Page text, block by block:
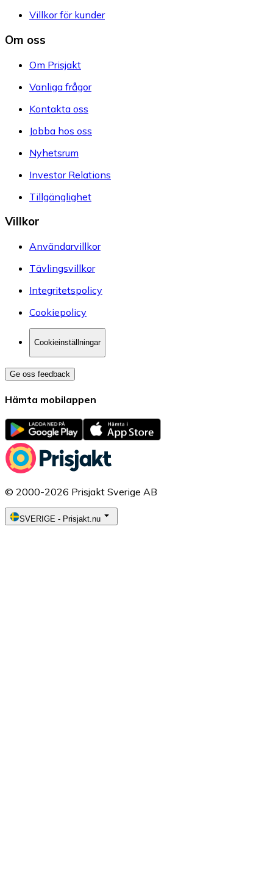
Villkor för kunder
Om oss
Om Prisjakt
Vanliga frågor
Kontakta oss
Jobba hos oss
Nyhetsrum
Investor Relations
Tillgänglighet
Villkor
Användarvillkor
Tävlingsvillkor
Integritetspolicy
Cookiepolicy
Cookieinställningar
Ge oss feedback
Hämta mobilappen
© 2000-2026 Prisjakt Sverige AB
SVERIGE - Prisjakt.nu